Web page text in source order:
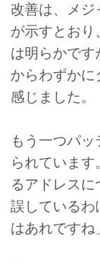
改善は、メジ
が示すとおり
は明らかで
からわずかに
感じました。
もう一つパ
られています
るアドレス
誤しているわ
はあれですね